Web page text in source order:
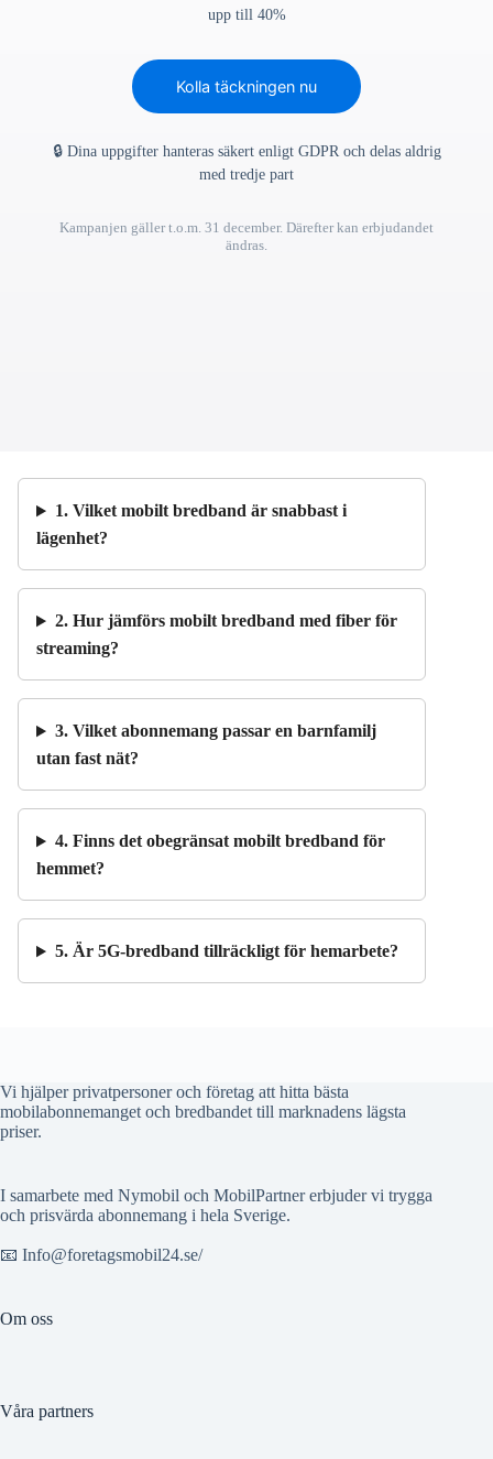
upp till 40%
Kolla täckningen nu
🔒 Dina uppgifter hanteras säkert enligt GDPR och delas aldrig
med tredje part
Kampanjen gäller t.o.m. 31 december. Därefter kan erbjudandet
ändras.
1. Vilket mobilt bredband är snabbast i
lägenhet?
2. Hur jämförs mobilt bredband med fiber för
streaming?
3. Vilket abonnemang passar en barnfamilj
utan fast nät?
4. Finns det obegränsat mobilt bredband för
hemmet?
5. Är 5G-bredband tillräckligt för hemarbete?
Vi hjälper privatpersoner och företag att hitta bästa
mobilabonnemanget och bredbandet till marknadens lägsta
priser.
I samarbete med Nymobil och MobilPartner erbjuder vi trygga
och prisvärda abonnemang i hela Sverige.
📧 Info@foretagsmobil24.se/
Om oss
Våra partners